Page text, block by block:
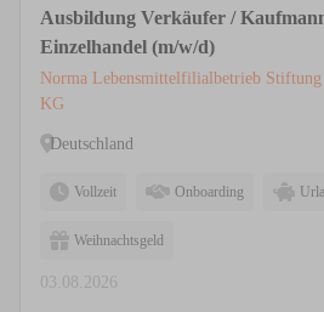
Ausbildung Verkäufer /
Einzelhandel (m/w/d)
Norma Lebensmittelfilialbetrieb
KG
Deutschland
Vollzeit Onboarding
Weihnachtsgeld
03.08.2026